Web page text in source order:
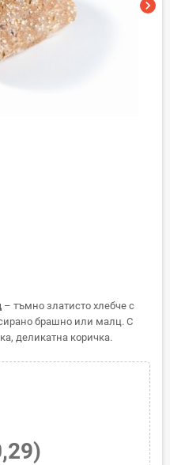
chevron_right
– тъмно златисто хлебче с
брашно или малц. С
деликатна коричка.